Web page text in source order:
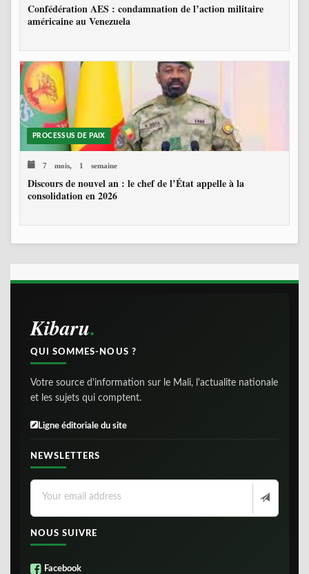
Confédération AES : condamnation de l’action militaire
américaine au Venezuela
PROCESSUS DE PAIX
7 mois, 1 semaine
Discours de nouvel an : le chef de l’État appelle à la
consolidation en 2026
Kibaru
QUI SOMMES-NOUS ?
Votre source d'information sur le Mali, l'actualite nationale
et les sujets qui comptent.
Ligne éditoriale du site
NEWSLETTERS
NOUS SUIVRE
Facebook